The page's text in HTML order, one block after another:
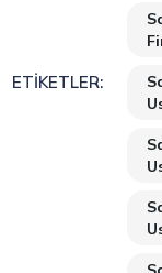
ETIKETLER: